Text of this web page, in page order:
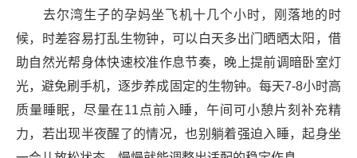
去尔湾生子的孕妈坐飞机十几个小时，刚落地的时
候，时差容易打乱生物钟，可以白天多出门晒晒太阳，借
助自然光帮身体快速校准作息节奏，晚上提前调暗卧室灯
光，避免刷手机，逐步养成固定的生物钟。每天7-8小时高
质量睡眠，尽量在11点前入睡，午间可小憩片刻补充精
力，若出现半夜醒了的情况，也别躺着强迫入睡，起身坐